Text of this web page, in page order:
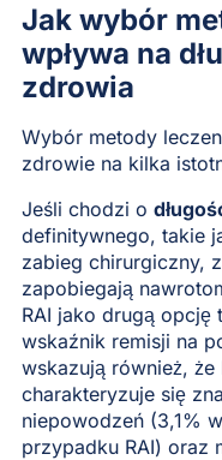
Jak wybór
wpływa na
zdrowia
Wybór metody
zdrowie na kilka
Jeśli chodzi o
definitywnego, takie
zabieg chirurgiczny,
zapobiegają
RAI jako drugą opcję
wskaźnik remisji na
wskazują również,
charakteryzuje się
niepowodzeń (3,1%
przypadku RAI) oraz